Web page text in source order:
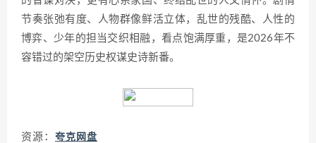
节奏张弛有度、人物群像鲜活立体，乱世的残酷、人性的
博弈、少年的担当交织相融，看点饱满厚重，是2026年不
容错过的架空历史权谋史诗新番。
资源： 夸克网盘